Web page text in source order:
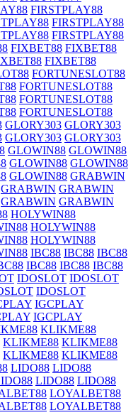
FIRSTPLAY88
FIRSTPLAY88
FIRSTPLAY88
FIXBET88 FIXBET88
FIXBET88
FORTUNESLOT88
FORTUNESLOT88
FORTUNESLOT88
FORTUNESLOT88
GLORY303 GLORY303
GLORY303 GLORY303
GLOWIN88 GLOWIN88
GLOWIN88 GLOWIN88
GLOWIN88 GRABWIN
GRABWIN GRABWIN
GRABWIN GRABWIN
HOLYWIN88
HOLYWIN88
HOLYWIN88
IBC88 IBC88 IBC88
IBC88 IBC88 IBC88
IDOSLOT IDOSLOT
IDOSLOT
IGCPLAY
IGCPLAY
KLIKME88
KLIKME88 KLIKME88
KLIKME88 KLIKME88
LIDO88 LIDO88
LIDO88 LIDO88
LOYALBET88
LOYALBET88